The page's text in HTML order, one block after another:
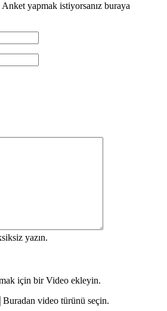
yapmak istiyorsanız buraya
yazın.
için bir Video ekleyin.
Buradan video türünü seçin.